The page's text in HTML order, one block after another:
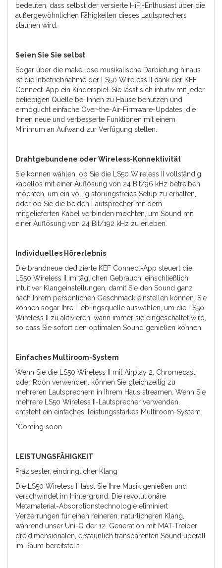
bedeuten, dass selbst der versierte HiFi-Enthusiast über die
außergewöhnlichen Fähigkeiten dieses Lautsprechers
staunen wird.
Seien Sie Sie selbst
Sogar über die makellose musikalische Darbietung hinaus
ist die Inbetriebnahme der LS50 Wireless II dank der KEF
Connect-App ein Kinderspiel. Sie lässt sich intuitiv mit jeder
beliebigen Quelle bei Ihnen zu Hause benutzen und
ermöglicht einfache Over-the-Air-Firmware-Updates, die
Ihnen neue und verbesserte Funktionen mit einem
Minimum an Aufwand zur Verfügung stellen.
Drahtgebundene oder Wireless-Konnektivität
Sie können wählen, ob Sie die LS50 Wireless II vollständig
kabellos mit einer Auflösung von 24 Bit/96 kHz betreiben
möchten, um ein völlig störungsfreies Setup zu erhalten,
oder ob Sie die beiden Lautsprecher mit dem
mitgelieferten Kabel verbinden möchten, um Sound mit
einer Auflösung von 24 Bit/192 kHz zu erleben.
Individuelles Hörerlebnis
Die brandneue dedizierte KEF Connect-App steuert die
LS50 Wireless II im täglichen Gebrauch, einschließlich
intuitiver Klangeinstellungen, damit Sie den Sound ganz
nach Ihrem persönlichen Geschmack einstellen können. Sie
können sogar Ihre Lieblingsquelle auswählen, um die LS50
Wireless II zu aktivieren, wann immer sie eingeschaltet wird,
so dass Sie sofort den optimalen Sound genießen können.
Einfaches Multiroom-System
Wenn Sie die LS50 Wireless II mit Airplay 2, Chromecast
oder Roon verwenden, können Sie gleichzeitig zu
mehreren Lautsprechern in Ihrem Haus streamen. Wenn Sie
mehrere LS50 Wireless II-Lautsprecher verwenden,
entsteht ein einfaches, leistungsstarkes Multiroom-System.
*Coming soon
LEISTUNGSFÄHIGKEIT
Präzisester, eindringlicher Klang
Die LS50 Wireless II lässt Sie Ihre Musik genießen und
verschwindet im Hintergrund. Die revolutionäre
Metamaterial-Absorptionstechnologie eliminiert
Verzerrungen für einen reineren, natürlicheren Klang,
während unser Uni-Q der 12. Generation mit MAT-Treiber
dreidimensionalen, erstaunlich transparenten Sound überall
im Raum bereitstellt.